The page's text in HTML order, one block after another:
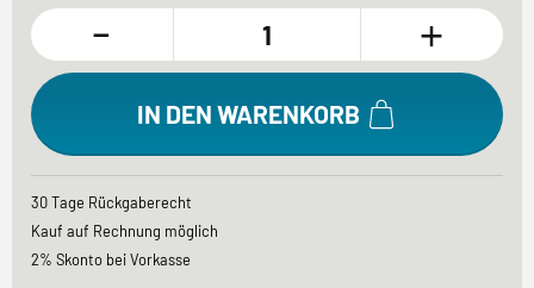
- +
IN DEN WARENKORB
30 Tage Rückgaberecht
Kauf auf Rechnung möglich
2% Skonto bei Vorkasse